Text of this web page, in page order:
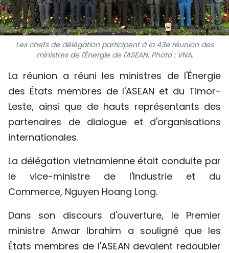
INFOGRAPHIE
PHOTO
VIDÉO
À PROPOS DU "PEUPLE"
TIẾNG VIỆT
中文
РУССКИЙ
ESPAÑOL
Les chefs de délégation participent à la 43e réunion des
ministres de l'Énergie de l'ASEAN. Photo : VNA.
La réunion a réuni les ministres de l'Énergie
des États membres de l'ASEAN et du Timor-
Leste, ainsi que de hauts représentants des
partenaires de dialogue et d'organisations
internationales.
La délégation vietnamienne était conduite par
le vice-ministre de l'Industrie et du
Commerce, Nguyen Hoang Long.
Dans son discours d'ouverture, le Premier
ministre Anwar Ibrahim a souligné que les
États membres de l'ASEAN devaient redoubler